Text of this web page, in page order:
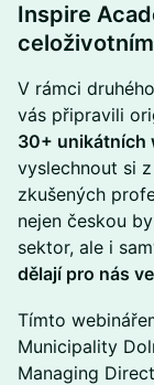
​Inspire
​V rámci
vás připravili
30+ unikátních
vyslechnout si
zkušených
nejen českou
sektor, ale i
dělají pro nás
​Tímto
Municipality
Managing